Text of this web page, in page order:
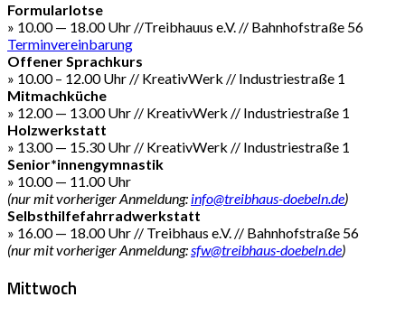
Formularlotse
» 10.00 — 18.00 Uhr //Treibhauus e.V. // Bahnhofstraße 56
Terminvereinbarung
Offener Sprachkurs
» 10.00 – 12.00 Uhr // KreativWerk // Industriestraße 1
Mitmachküche
» 12.00 — 13.00 Uhr // KreativWerk // Industriestraße 1
Holzwerkstatt
» 13.00 — 15.30 Uhr // KreativWerk // Industriestraße 1
Senior*innengymnastik
» 10.00 — 11.00 Uhr
(nur mit vorheriger Anmeldung: info@treibhaus-doebeln.de)
Selbsthilfefahrradwerkstatt
» 16.00 — 18.00 Uhr // Treibhaus e.V. // Bahnhofstraße 56
(nur mit vorheriger Anmeldung:sfw@treibhaus-doebeln.de)
Mittwoch